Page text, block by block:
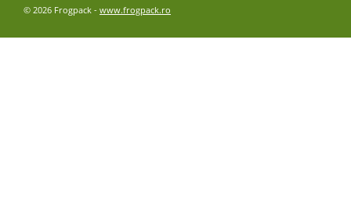
© 2026 Frogpack - www.frogpack.ro